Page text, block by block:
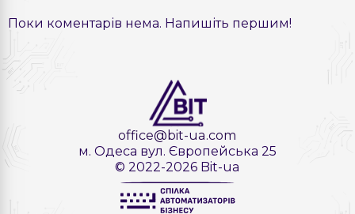
Поки коментарів нема. Напишіть першим!
office@bit-ua.com
м. Одеса вул. Європейська 25
© 2022-2026 Bit-ua